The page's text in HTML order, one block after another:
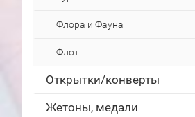
Флора и Фауна
Флот
Открытки/конверты
Жетоны, медали